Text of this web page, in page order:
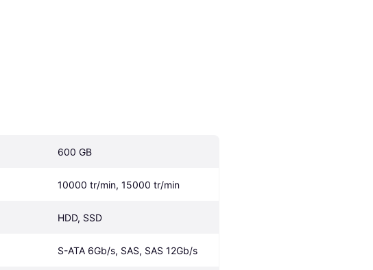
600 GB
10000 tr/min, 15000 tr/min
HDD, SSD
S-ATA 6Gb/s, SAS, SAS 12Gb/s